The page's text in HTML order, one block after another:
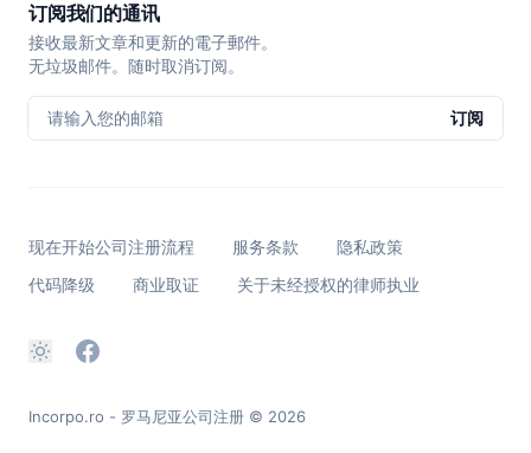
订阅我们的通讯
接收最新文章和更新的電子郵件。
无垃圾邮件。随时取消订阅。
请输入您的邮箱 订阅
现在开始公司注册流程 服务条款
隐私政策
代码降级
商业取证 关于未经授权的律师执业
Incorpo.ro - 罗马尼亚公司注册 © 2026